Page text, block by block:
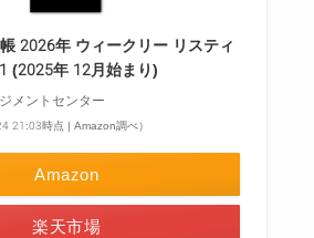
2026年 ウィークリー リスティ
(2025年 12月始まり)
メントセンター
21:03時点 | Amazon調べ）
Amazon
楽天市場